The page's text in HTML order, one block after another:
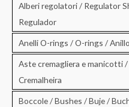
Alberi regolatori / Regulator
Regulador
Anelli O-rings / O-rings /
Aste cremagliera e manicotti
Cremalheira
Boccole / Bushes / Buje /